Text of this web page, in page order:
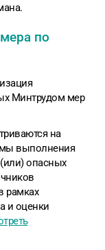
по
Минтрудом мер
на
выполнения
опасных
рамках
и оценки